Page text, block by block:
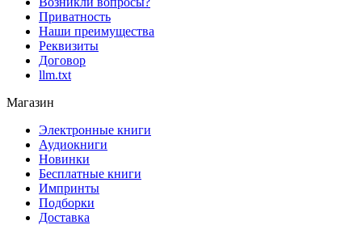
Приватность
Наши преимущества
Реквизиты
Договор
llm.txt
Магазин
Электронные книги
Аудиокниги
Новинки
Бесплатные книги
Импринты
Подборки
Доставка